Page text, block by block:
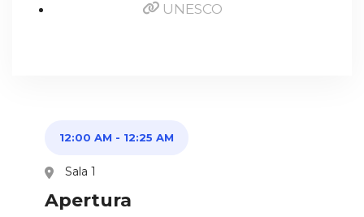
UNESCO
12:00 AM - 12:25 AM
Sala 1
Apertura